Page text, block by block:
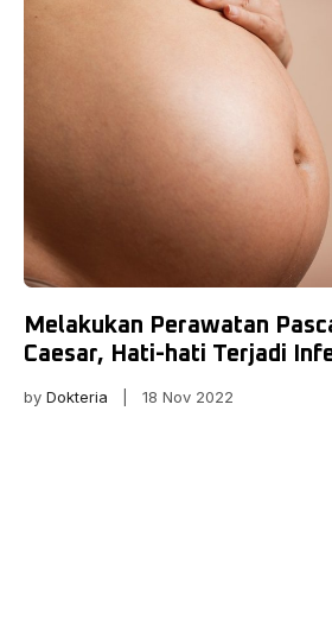
Melakukan Perawatan
Caesar, Hati-hati Terjadi
by Dokteria | 18 Nov 2022